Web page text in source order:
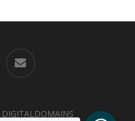
DIGITALDOMAINS